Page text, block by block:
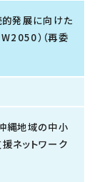
的発展に向けた
）（再委
縄地域の中小
ネットワーク